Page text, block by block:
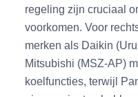
regeling zijn cruciaal
voorkomen. Voor
merken als Daikin
Mitsubishi (MSZ-AP)
koelfuncties, terwijl